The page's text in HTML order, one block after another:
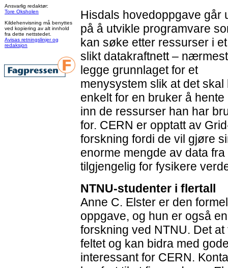
Ansvarlig redaktør:
Tore Oksholen
Kildehenvisning må benyttes
ved kopiering av alt innhold
fra dette nettstedet.
Avisas retningslinjer og
redaksjon
Hisdals hovedoppgave går
på å utvikle programvare
kan søke etter ressurser i et
slikt datakraftnett – nærmest
legge grunnlaget for et
menysystem slik at det skal
enkelt for en bruker å hente
inn de ressurser han har
for. CERN er opptatt av
forskning fordi de vil gjøre
enorme mengde av data
tilgjengelig for fysikere
NTNU-studenter i flertall
Anne C. Elster er den
oppgave, og hun er også
forskning ved NTNU. Det
feltet og kan bidra med
interessant for CERN.